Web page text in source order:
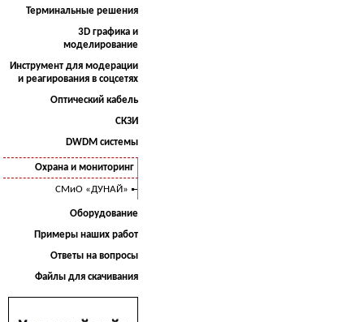
Терминальные решения
3D графика и
моделирование
Инструмент для модерации
и реагирования в соцсетях
Оптический кабель
СКЗИ
DWDM системы
Охрана и мониторинг
СМиО «ДУНАЙ»
Оборудование
Примеры наших работ
Ответы на вопросы
Файлы для скачивания